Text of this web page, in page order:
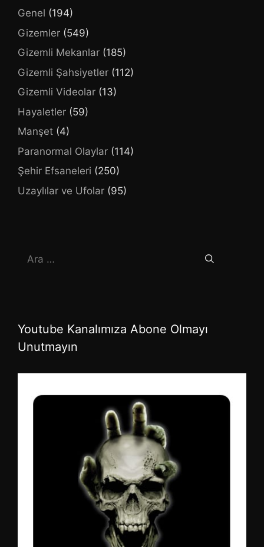
Genel (194)
Gizemler (549)
Gizemli Mekanlar (185)
Gizemli Şahsiyetler (112)
Gizemli Videolar (13)
Hayaletler (59)
Manşet (4)
Paranormal Olaylar (114)
Şehir Efsaneleri (250)
Uzaylılar ve Ufolar (95)
ara
Youtube Kanalımıza Abone Olmayı
Unutmayın